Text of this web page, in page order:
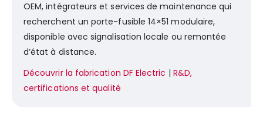
OEM, intégrateurs et services de maintenance qui
recherchent un porte-fusible 14×51 modulaire,
disponible avec signalisation locale ou remontée
d’état à distance.
Découvrir la fabrication DF Electric | R&D,
certifications et qualité